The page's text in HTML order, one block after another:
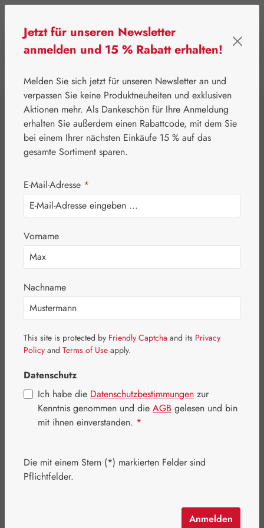
⌂ Handelswaren Embamed®
Schwarzkümmelöl
500 mg
Embamed®
Kapseln
Bildergalerie überspringen
Jetzt für unseren Newsletter
anmelden und 15 % Rabatt erhalten!
Melden Sie sich jetzt für unseren Newsletter an und
verpassen Sie keine Produktneuheiten und exklusiven
Aktionen mehr. Als Dankeschön für Ihre Anmeldung
erhalten Sie außerdem einen Rabattcode, mit dem Sie
bei einem Ihrer nächsten Einkäufe 15 % auf das
gesamte Sortiment sparen.
E-Mail-Adresse *
Vorname
Nachname
This site is protected by Friendly Captcha and its Privacy
Policy and Terms of Use apply.
Datenschutz
Ich habe die Datenschutzbestimmungen zur
Kenntnis genommen und die AGB gelesen und bin
mit ihnen einverstanden. *
Die mit einem Stern (*) markierten Felder sind
Pflichtfelder.
Anmelden